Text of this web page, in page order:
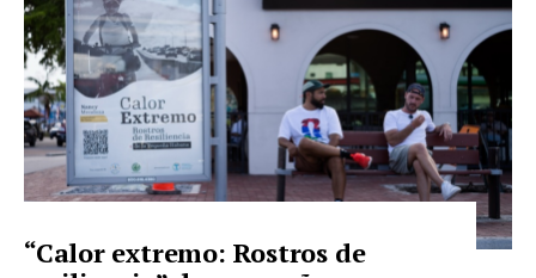
“Calor extremo: Rostros de